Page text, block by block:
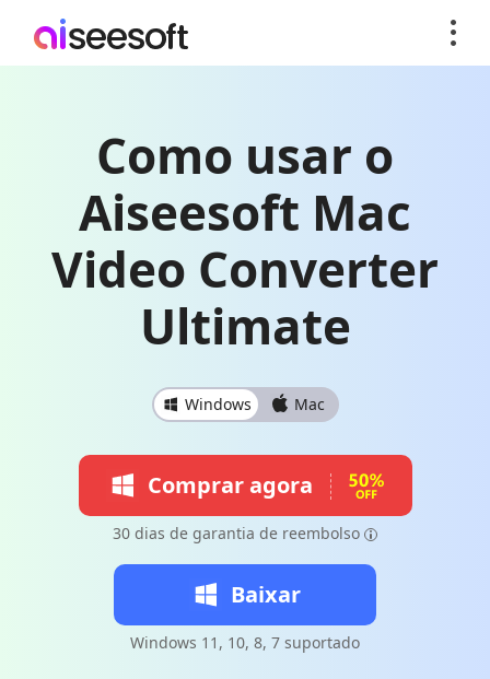
Como usar o
Aiseesoft Mac
Video Converter
Ultimate
Windows Mac
Comprar agora
30 dias de garantia de reembolso
Baixar
Windows 11, 10, 8, 7 suportado